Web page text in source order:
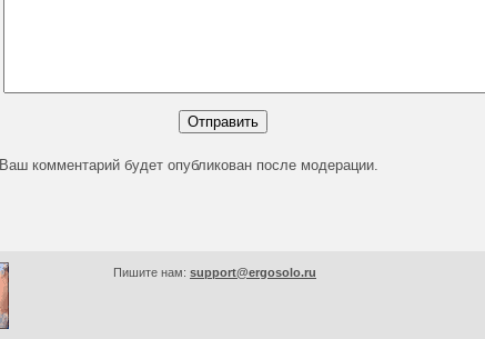
Ваш комментарий будет опубликован после модерации.
Пишите нам: support@ergosolo.ru